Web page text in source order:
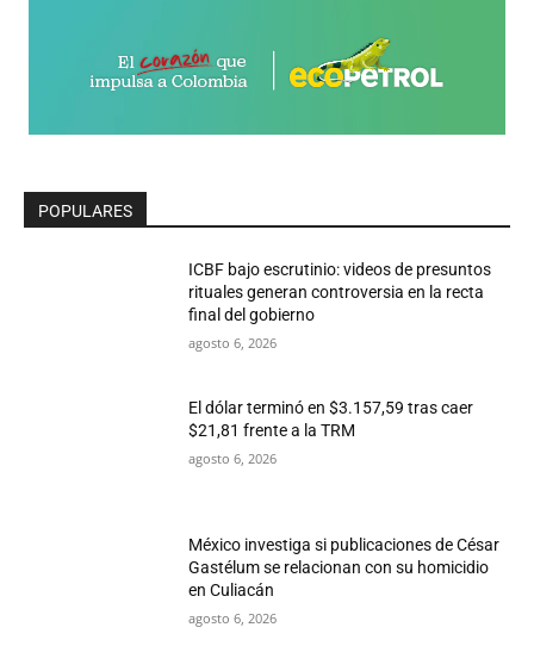
POPULARES
ICBF bajo escrutinio: videos de presuntos
rituales generan controversia en la recta
final del gobierno
agosto 6, 2026
El dólar terminó en $3.157,59 tras caer
$21,81 frente a la TRM
agosto 6, 2026
México investiga si publicaciones de César
Gastélum se relacionan con su homicidio
en Culiacán
agosto 6, 2026